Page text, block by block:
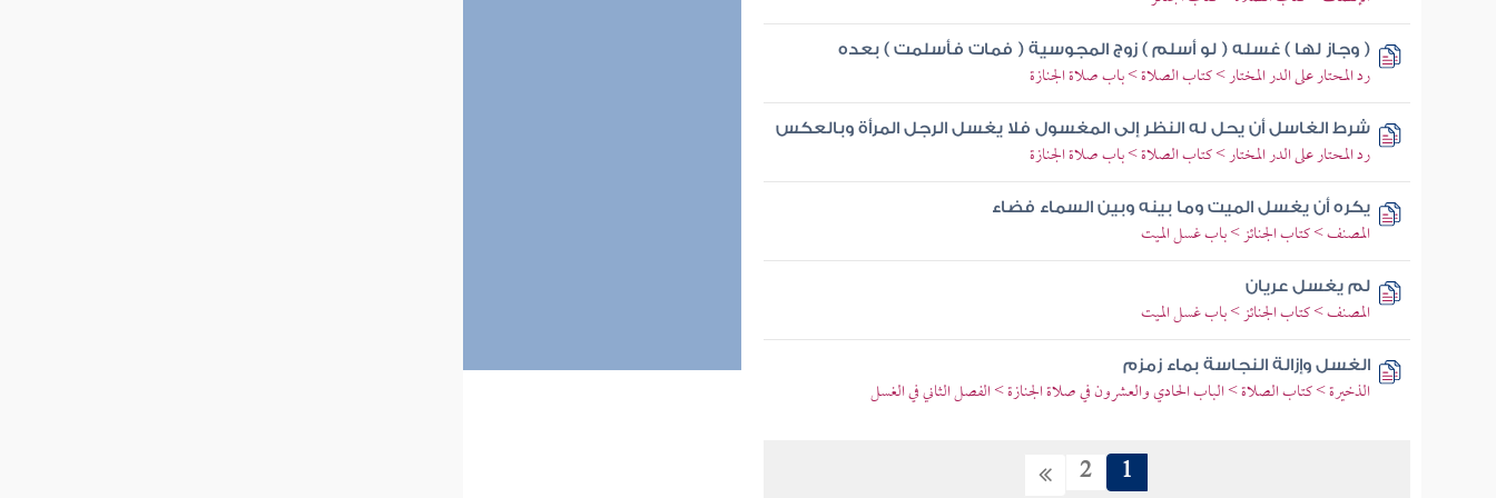
( وجاز لها ) غسله ( لو أسلم ) زوج المجوسية ( فمات فأسلمت ) بعده
رد المحتار على الدر المختار > كتاب الصلاة > باب صلاة الجنازة
شرط الغاسل أن يحل له النظر إلى المغسول فلا يغسل الرجل المرأة وبالعكس
رد المحتار على الدر المختار > كتاب الصلاة > باب صلاة الجنازة
يكره أن يغسل الميت وما بينه وبين السماء فضاء
المصنف > كتاب الجنائز > باب غسل الميت
لم يغسل عريان
المصنف > كتاب الجنائز > باب غسل الميت
الغسل وإزالة النجاسة بماء زمزم
الذخيرة > كتاب الصلاة > الباب الحادي والعشرون في صلاة الجنازة > الفصل الثاني في الغسل
1
2